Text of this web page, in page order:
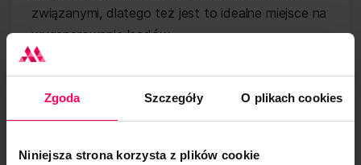
Zgoda Szczegóły O plikach cookies
Niniejsza strona korzysta z plików cookie
związanymi, dlatego też jest to idealne miejsce na
wygenerowanie leadów.
zaplanowana.
Należy przeprowadzić analizę słów
się, czy nie występują jakieś błędy techniczne (na